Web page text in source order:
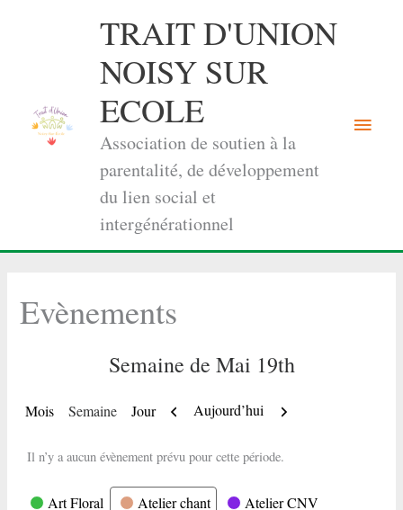
TRAIT D'UNION
NOISY SUR
ECOLE
Association de soutien à la
parentalité, de développement
du lien social et
intergénérationnel
Menu
Evènements
Semaine de Mai 19th
Mois Semaine Jour Précédent
Aujourd’hui Suivant
Il n’y a aucun évènement prévu pour cette période.
Catégories
Art Floral Atelier chant
Atelier CNV